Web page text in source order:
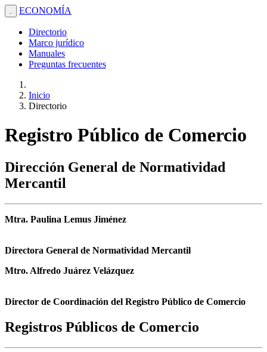
. ECONOMÍA
Directorio
Marco jurídico
Manuales
Preguntas frecuentes
Inicio
Directorio
Registro Público de Comercio
Dirección General de Normatividad
Mercantil
Mtra. Paulina Lemus Jiménez
Directora General de Normatividad Mercantil
Mtro. Alfredo Juárez Velázquez
Director de Coordinación del Registro Público de Comercio
Registros Públicos de Comercio